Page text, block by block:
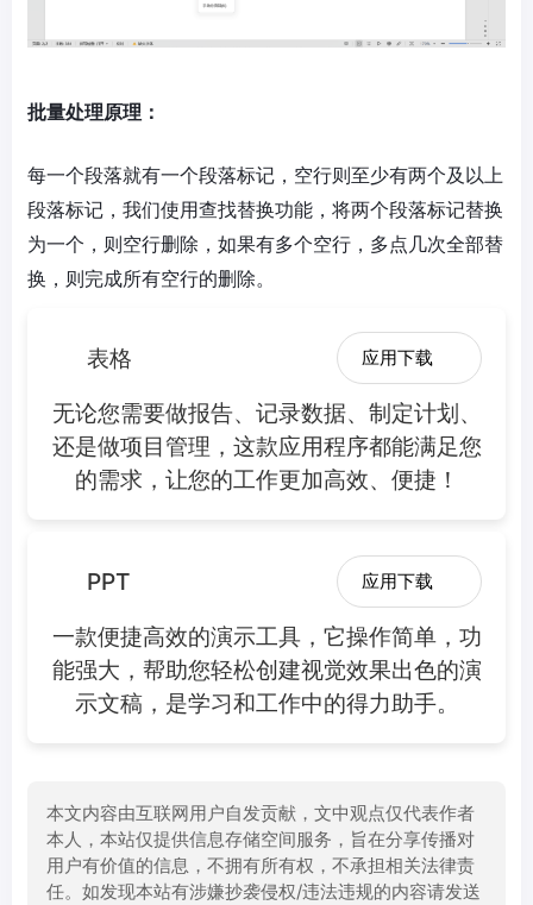
批量处理原理：
每一个段落就有一个段落标记，空行则至少有两个及以上
段落标记，我们使用查找替换功能，将两个段落标记替换
为一个，则空行删除，如果有多个空行，多点几次全部替
换，则完成所有空行的删除。
表格 应用下载
无论您需要做报告、记录数据、制定计划、
还是做项目管理，这款应用程序都能满足您
的需求，让您的工作更加高效、便捷！
PPT 应用下载
一款便捷高效的演示工具，它操作简单，功
能强大，帮助您轻松创建视觉效果出色的演
示文稿，是学习和工作中的得力助手。
本文内容由互联网用户自发贡献，文中观点仅代表作者
本人，本站仅提供信息存储空间服务，旨在分享传播对
用户有价值的信息，不拥有所有权，不承担相关法律责
任。如发现本站有涉嫌抄袭侵权/违法违规的内容请发送